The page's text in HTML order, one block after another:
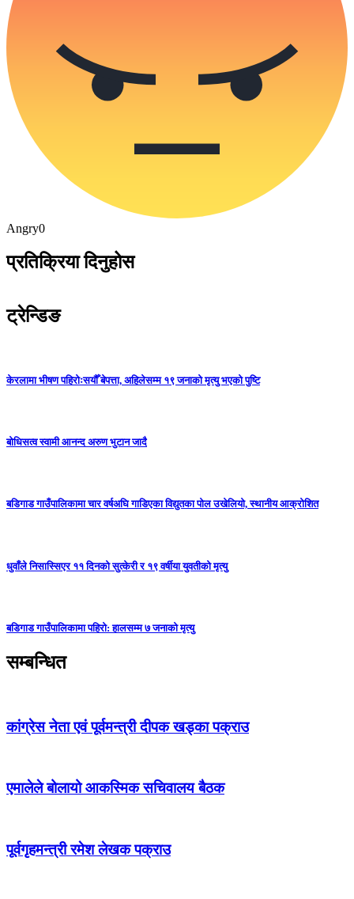
Angry0
प्रतिक्रिया दिनुहोस
ट्रेन्डिङ
केरलामा भीषण पहिरोःसयौँ बेपत्ता, अहिलेसम्म १९ जनाको मृत्यु भएको पुष्टि
बोधिसत्व स्वामी आनन्द अरुण भुटान जादै
बडिगाड गाउँपालिकामा चार वर्षअघि गाडिएका विद्युतका पोल उखेलियो, स्थानीय आक्रोशित
धुवाँले निसास्सिएर ११ दिनको सुत्केरी र १९ वर्षीया युवतीको मृत्यु
बडिगाड गाउँपालिकामा पहिरो: हालसम्म ७ जनाको मृत्यु
सम्बन्धित
कांग्रेस नेता एवं पूर्वमन्त्री दीपक खड्का पक्राउ
एमालेले बोलायो आकस्मिक सचिवालय बैठक
पूर्वगृहमन्त्री रमेश लेखक पक्राउ